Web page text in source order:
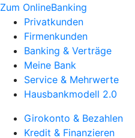
Zum OnlineBanking
Privatkunden
Firmenkunden
Banking & Verträge
Meine Bank
Service & Mehrwerte
Hausbankmodell 2.0
Girokonto & Bezahlen
Kredit & Finanzieren